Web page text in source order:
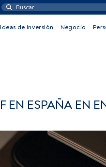
Ideas de inversión Negocio
EN ESPAÑA EN